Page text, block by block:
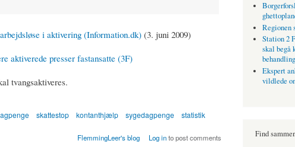
i aktivering (Information.dk)(3. juni 2009)
aktiverede presser fastansatte (3F)
tvangsaktiveres.
skattestop kontanthjælp sygedagpenge statistik
FlemmingLeer's blog Log into post comments
Regionen
Station 2
skal begå
Ekspert
vildlede
Find